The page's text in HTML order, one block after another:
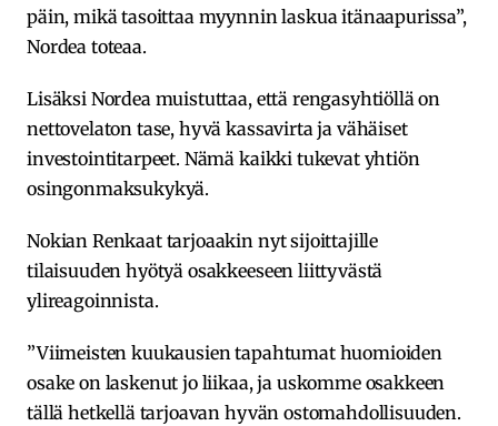
päin, mikä tasoittaa myynnin laskua itänaapurissa”,
Nordea toteaa.
Lisäksi Nordea muistuttaa, että rengasyhtiöllä on
nettovelaton tase, hyvä kassavirta ja vähäiset
investointitarpeet. Nämä kaikki tukevat yhtiön
osingonmaksukykyä.
Nokian Renkaat tarjoaakin nyt sijoittajille
tilaisuuden hyötyä osakkeeseen liittyvästä
ylireagoinnista.
”Viimeisten kuukausien tapahtumat huomioiden
osake on laskenut jo liikaa, ja uskomme osakkeen
tällä hetkellä tarjoavan hyvän ostomahdollisuuden.